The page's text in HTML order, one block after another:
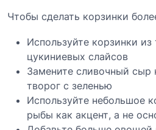
Чтобы сделать корзинки
Используйте корзинки
цукиниевых слайсов
Замените сливочный сыр
творог с зеленью
Используйте небольшое
рыбы как акцент, а не